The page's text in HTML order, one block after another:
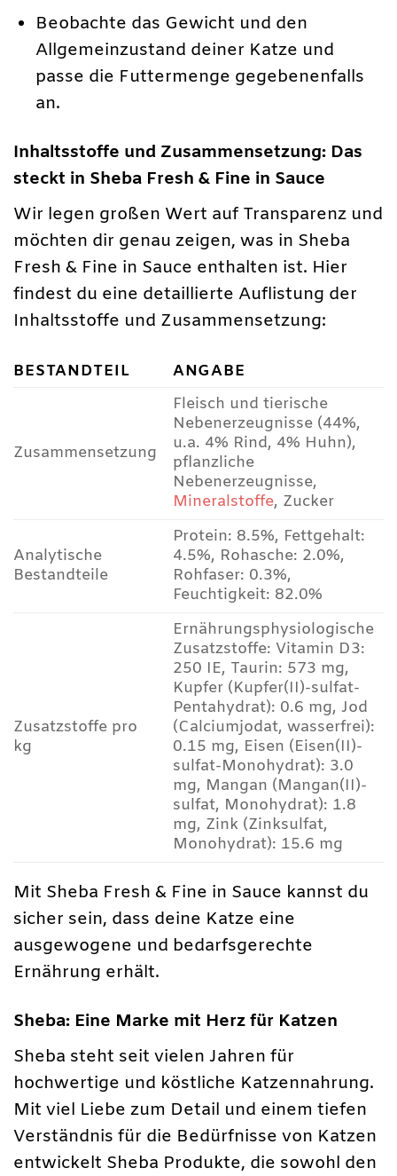
Beobachte das Gewicht und den
Allgemeinzustand deiner Katze und
passe die Futtermenge gegebenenfalls
an.
Inhaltsstoffe und Zusammensetzung: Das
steckt in Sheba Fresh & Fine in Sauce
Wir legen großen Wert auf Transparenz und
möchten dir genau zeigen, was in Sheba
Fresh & Fine in Sauce enthalten ist. Hier
findest du eine detaillierte Auflistung der
Inhaltsstoffe und Zusammensetzung:
BESTANDTEIL ANGABE
Zusammensetzung
Fleisch und tierische
Nebenerzeugnisse (44%,
u.a. 4% Rind, 4% Huhn),
pflanzliche
Nebenerzeugnisse,
Mineralstoffe, Zucker
Analytische
Bestandteile
Protein: 8.5%, Fettgehalt:
4.5%, Rohasche: 2.0%,
Rohfaser: 0.3%,
Feuchtigkeit: 82.0%
Zusatzstoffe pro
kg
Ernährungsphysiologische
Zusatzstoffe: Vitamin D3:
250 IE, Taurin: 573 mg,
Kupfer (Kupfer(II)-sulfat-
Pentahydrat): 0.6 mg, Jod
(Calciumjodat, wasserfrei):
0.15 mg, Eisen (Eisen(II)-
sulfat-Monohydrat): 3.0
mg, Mangan (Mangan(II)-
sulfat, Monohydrat): 1.8
mg, Zink (Zinksulfat,
Monohydrat): 15.6 mg
Mit Sheba Fresh & Fine in Sauce kannst du
sicher sein, dass deine Katze eine
ausgewogene und bedarfsgerechte
Ernährung erhält.
Sheba: Eine Marke mit Herz für Katzen
Sheba steht seit vielen Jahren für
hochwertige und köstliche Katzennahrung.
Mit viel Liebe zum Detail und einem tiefen
Verständnis für die Bedürfnisse von Katzen
entwickelt Sheba Produkte, die sowohl den